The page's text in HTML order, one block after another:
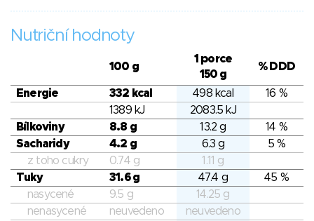
Nutriční hodnoty
100 g
1 porce
150 g
% DDD
Energie 332 kcal 498 kcal
16 %
1389 kJ
2083.5 kJ
Bílkoviny
8.8 g 13.2 g
14 %
Sacharidy
4.2 g 6.3 g
5 %
z toho cukry
0.74 g
1.11 g
Tuky
31.6 g 47.4 g
45 %
nasycené
9.5 g
14.25 g
nenasycené
neuvedeno neuvedeno